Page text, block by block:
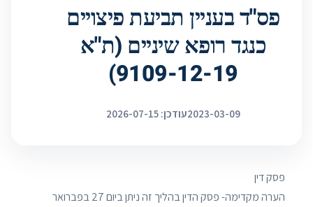
פס"ד בעניין תביעת פיצויים
כנגד רופא שיניים (ת"א
9109-12-19)
2023-03-09עודכן: 2026-07-15
פסק דין
הערה מקדימה- פסק הדין בהליך זה ניתן ביום 27 בפברואר